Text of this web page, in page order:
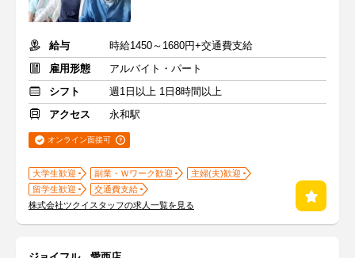
給与
時給1450～1680円+交通費支給
雇用形態
アルバイト・パート
シフト
週1日以上 1日8時間以上
アクセス
永和駅
オンライン面接可
大学生歓迎 副業・Ｗワーク歓迎
主婦(夫)歓迎
留学生歓迎
交通費支給
株式会社ツクイスタッフの求人一覧を見る